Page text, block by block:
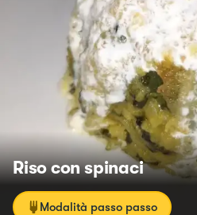
Riso con spinaci
Modalità passo passo